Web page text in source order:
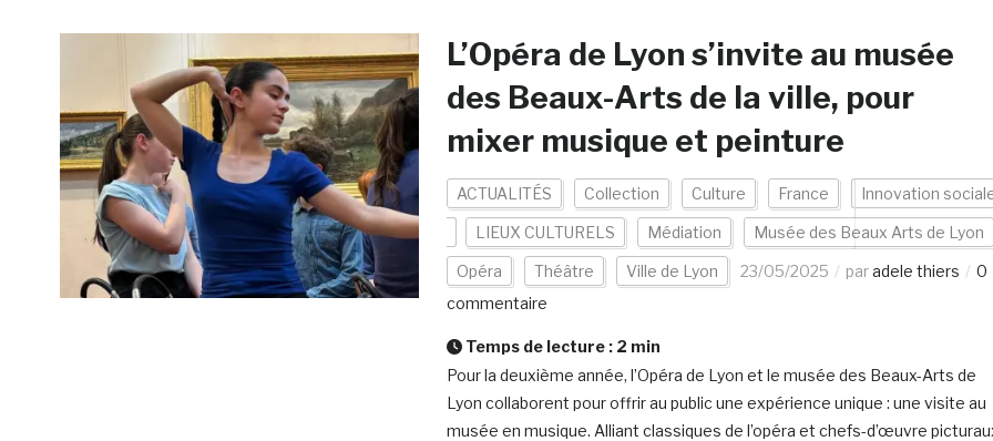
L’Opéra de Lyon s’invite au musée
des Beaux-Arts de la ville, pour
mixer musique et peinture
ACTUALITÉS Collection Culture France Innovation
LIEUX CULTURELS Médiation Musée des Beaux Arts de Lyon
Opéra Théâtre Ville de Lyon 23/05/2025 paradele thiers
0
commentaire
Temps de lecture : 2 min
Pour la deuxième année, l’Opéra de Lyon et le musée des Beaux-Arts de
Lyon collaborent pour offrir au public une expérience unique : une visite au
musée en musique. Alliant classiques de l’opéra et chefs-d’œuvre